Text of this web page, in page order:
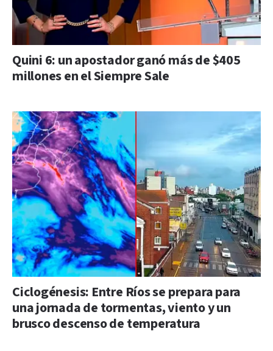
Quini 6: un apostador ganó más de $405
millones en el Siempre Sale
Ciclogénesis: Entre Ríos se prepara para
una jornada de tormentas, viento y un
brusco descenso de temperatura